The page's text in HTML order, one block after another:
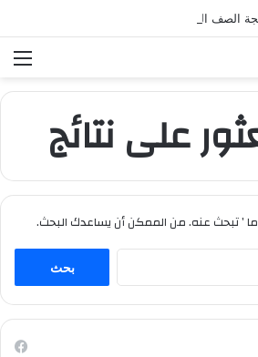
على نتائج
ما ’ تبحث عنه. من الممكن أن يساعدك البحث.